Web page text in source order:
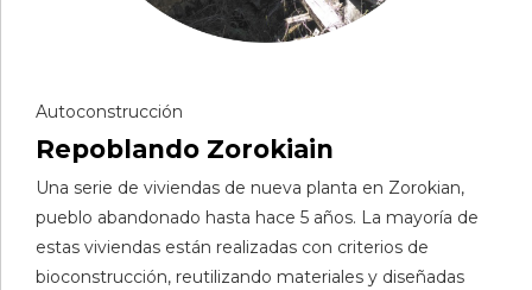
Autoconstrucción
Repoblando Zorokiain
Una serie de viviendas de nueva planta en Zorokian,
pueblo abandonado hasta hace 5 años. La mayoría de
estas viviendas están realizadas con criterios de
bioconstrucción, reutilizando materiales y diseñadas